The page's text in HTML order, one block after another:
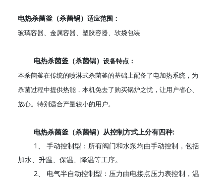
电热杀菌釜（杀菌锅） 适应范围：
玻璃容器、金属容器、塑胶容器、软袋包装
电热杀菌釜（杀菌锅） 设备特点：
本杀菌釜在传统的喷淋式杀菌釜的基础上配备了电加热系统，为
杀菌过程中提供热能，本机免去了购买锅炉之忧，让用户省心、
放心。特别适合产量较小的用户。
电热杀菌釜（杀菌锅）从控制方式上分有四种:
1、 手动控制型：所有阀门和水泵均由手动控制，包括
加水、升温、保温、降温等工序。
2、 电气半自动控制型：压力由电接点压力表控制，温